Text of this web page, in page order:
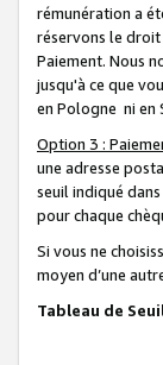
rémunération a
réservons le droit
Paiement. Nous
jusqu'à ce que
en Pologne ni en
Option 3 :
une adresse
seuil indiqué dans
pour chaque
Si vous ne
moyen d’une
Tableau de